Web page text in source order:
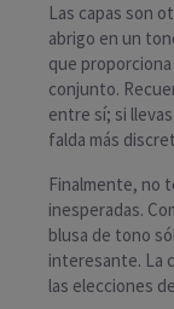
Las capas son
abrigo en un
que
conjunto.
entre sí; si
falda más
Finalmente, no
inesperadas.
blusa de tono
interesante. La
las elecciones